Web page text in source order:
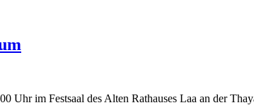
Uhr im Festsaal des Alten Rathauses Laa an der